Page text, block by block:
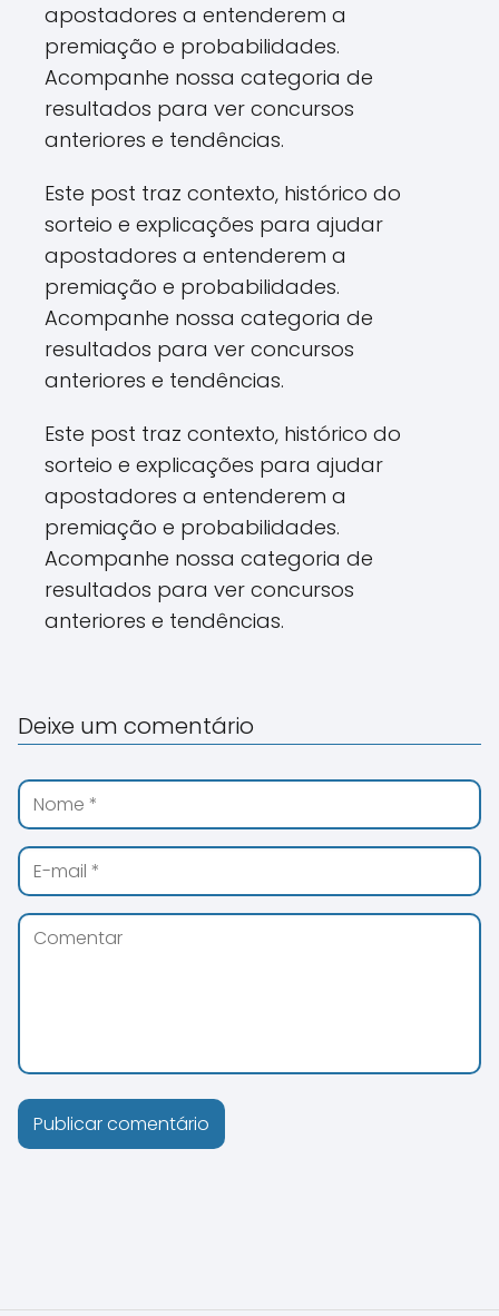
apostadores a entenderem a
premiação e probabilidades.
Acompanhe nossa categoria de
resultados para ver concursos
anteriores e tendências.
Este post traz contexto, histórico do
sorteio e explicações para ajudar
apostadores a entenderem a
premiação e probabilidades.
Acompanhe nossa categoria de
resultados para ver concursos
anteriores e tendências.
Este post traz contexto, histórico do
sorteio e explicações para ajudar
apostadores a entenderem a
premiação e probabilidades.
Acompanhe nossa categoria de
resultados para ver concursos
anteriores e tendências.
Deixe um comentário